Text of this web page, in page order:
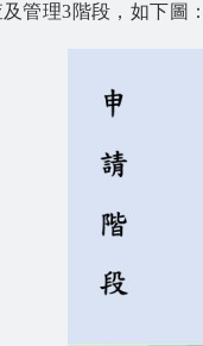
管理3階段，如下圖：